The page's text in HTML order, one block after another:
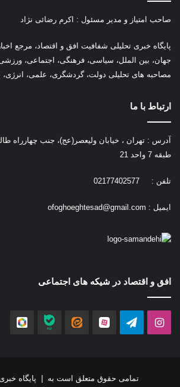
صاحب امتیاز و مدیر مسئول : اکرم رضائی نژاد
پایگاه خبری تحلیلی شفافیت افق و اقتصاد، مرجع
جهان، بین الملل، سیاسی، فرهنگی، اجتماعی،
مصاحبه های تحلیلی دولت، گردشگری، علمی، انرژی،
ارتباط با ما
طبقه 7 واحد 21
تلفن : 02177402577
ایمیل : ofoghoeghtesad@gmail.com
افق و اقتصاد در شیکه های اجتماعی
اینستاگرامتلگرام آپارات ایتا بله
تمامی حقوق متعلق است به | پایگاه